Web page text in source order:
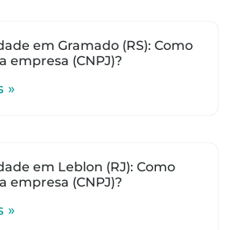
em Gramado (RS): Como
empresa (CNPJ)?
»
em Leblon (RJ): Como
empresa (CNPJ)?
»